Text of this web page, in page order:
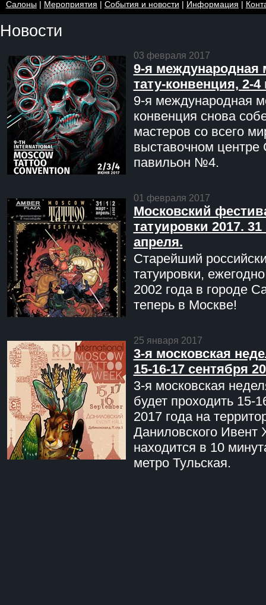
Салоны| Мероприятия | События и новости | Информация |
Новости
03 февраля 2017
9-я международная
тату-конвенция, 2-
9-я международная
конвенция снова
мастеров со всего
выставочном центре
павильон №4.
01 февраля 2017
Московский
татуировки 2017. 31
апреля.
Старейший
татуировки,
2002 года в городе
теперь в Москве!
25 января 2017
3-я московская
15-16-17 сентября
3-я московская
будет проходить 15-
2017 года на
Даниловского Ивент
находится в 10
метро Тульская.